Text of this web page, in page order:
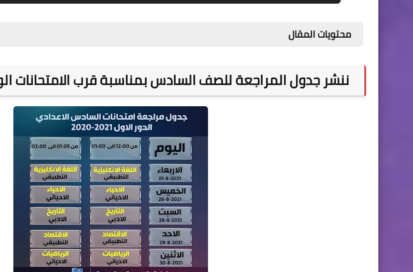
محتويات المقال
ننشر جدول المراجعة للصف السادس بمناسبة قرب الامتحانات